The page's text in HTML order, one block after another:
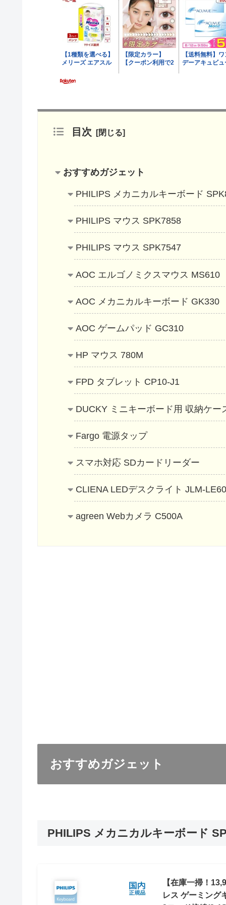
目次
おすすめガジェット
PHILIPS メカニカルキーボード
PHILIPS マウス SPK7858
PHILIPS マウス SPK7547
AOC エルゴノミクスマウス MS610
AOC メカニカルキーボード GK330
AOC ゲームパッド GC310
HP マウス 780M
FPD タブレット CP10-J1
DUCKY ミニキーボード用 収納ケー
Fargo 電源タップ
スマホ対応 SDカードリーダー
CLIENA LEDデスクライト JLM-
agreen Webカメラ C500A
おすすめガジェット
PHILIPS メカニカルキーボード
【在庫一掃！
レス ゲーミング